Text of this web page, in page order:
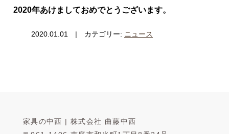
2020年あけましておめでとうございます。
2020.01.01 | カテゴリー: ニュース
家具の中西 | 株式会社 曲藤中西